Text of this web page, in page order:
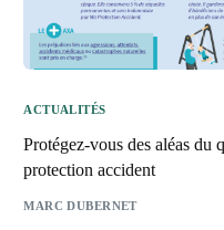
ACTUALITÉS
Protégez-vous des aléas du
protection accident
MARC DUBERNET